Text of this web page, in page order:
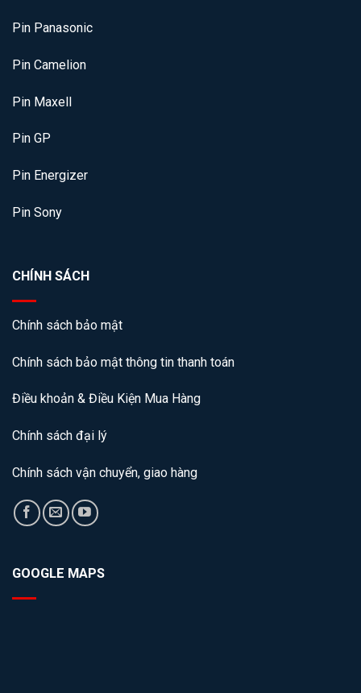
Pin Panasonic
Pin Camelion
Pin Maxell
Pin GP
Pin Energizer
Pin Sony
CHÍNH SÁCH
Chính sách bảo mật
Chính sách bảo mật thông tin thanh toán
Điều khoản & Điều Kiện Mua Hàng
Chính sách đại lý
Chính sách vận chuyển, giao hàng
GOOGLE MAPS